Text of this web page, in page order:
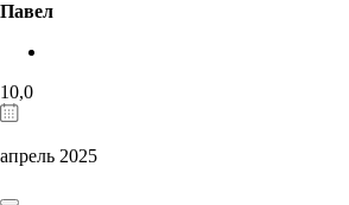
Павел
10,0
апрель 2025